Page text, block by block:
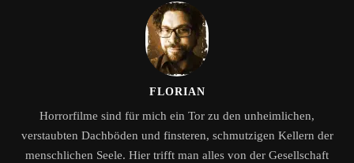
FLORIAN
Horrorfilme sind für mich ein Tor zu den unheimlichen,
verstaubten Dachböden und finsteren, schmutzigen Kellern der
menschlichen Seele. Hier trifft man alles von der Gesellschaft